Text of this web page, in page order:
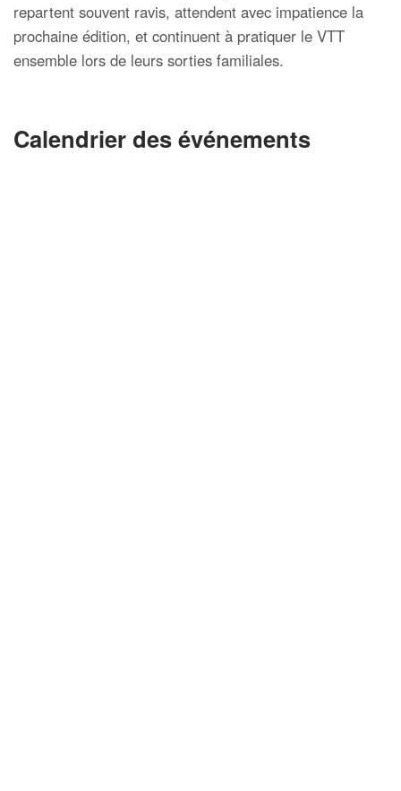
repartent souvent ravis, attendent avec impatience la
prochaine édition, et continuent à pratiquer le VTT
ensemble lors de leurs sorties familiales.
Calendrier des événements